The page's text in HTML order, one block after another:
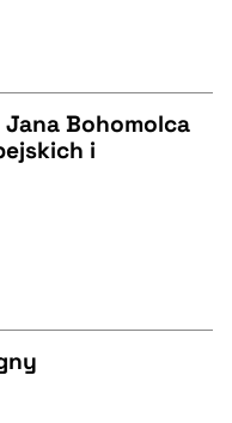
Bohomolca
i